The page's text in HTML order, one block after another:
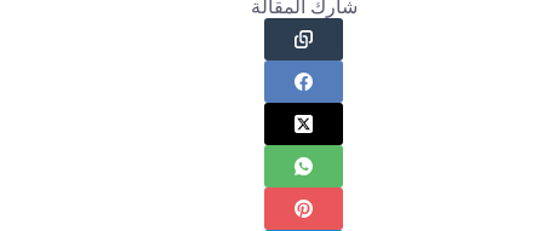
شارك المقالة